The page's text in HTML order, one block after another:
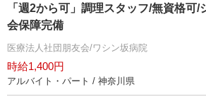
「週2から可」調理スタッフ/無資格可/
会保障完備
医療法人社団朋友会/ワシン坂病院
時給1,400円
アルバイト・パート / 神奈川県